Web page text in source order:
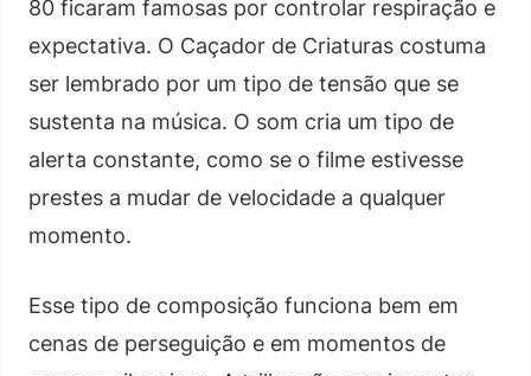
80 ficaram famosas por controlar respiração e
expectativa. O Caçador de Criaturas costuma
ser lembrado por um tipo de tensão que se
sustenta na música. O som cria um tipo de
alerta constante, como se o filme estivesse
prestes a mudar de velocidade a qualquer
momento.
Esse tipo de composição funciona bem em
cenas de perseguição e em momentos de